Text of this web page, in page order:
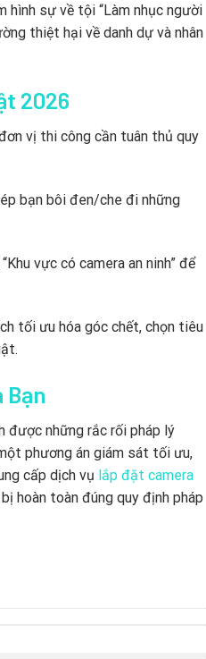
hình sự về tội “Làm nhục người
thiệt hại về danh dự và nhân
2026
vị thi công cần tuân thủ quy
bạn bôi đen/che đi những
vực có camera an ninh” để
tối ưu hóa góc chết, chọn tiêu
Bạn
được những rắc rối pháp lý
phương án giám sát tối ưu,
cấp dịch vụ lắp đặt camera
hoàn toàn đúng quy định pháp